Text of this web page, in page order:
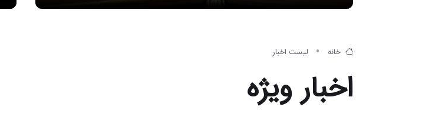
خانه لیست اخبار
اخبار ویژه